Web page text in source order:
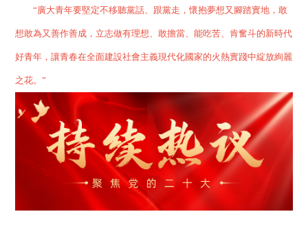
“廣大青年要堅定不移聽黨話、跟黨走，懷抱夢想又腳踏實地，敢
想敢為又善作善成，立志做有理想、敢擔當、能吃苦、肯奮斗的新時代
好青年，讓青春在全面建設社會主義現代化國家的火熱實踐中綻放絢麗
之花。”